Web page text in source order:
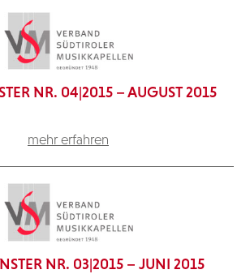
NR. 04|2015 – AUGUST 2015
mehr erfahren
NR. 03|2015 – JUNI 2015